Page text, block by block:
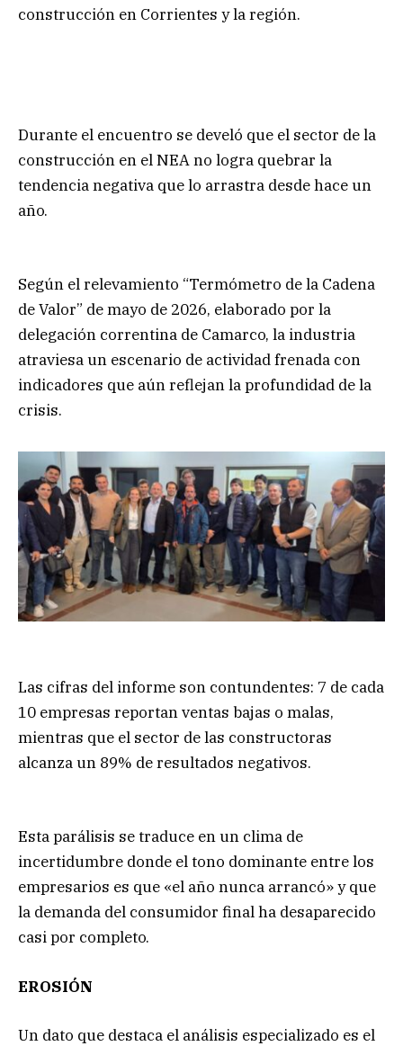
construcción en Corrientes y la región.
Durante el encuentro se develó que el sector de la
construcción en el NEA no logra quebrar la
tendencia negativa que lo arrastra desde hace un
año.
Según el relevamiento “Termómetro de la Cadena
de Valor” de mayo de 2026, elaborado por la
delegación correntina de Camarco, la industria
atraviesa un escenario de actividad frenada con
indicadores que aún reflejan la profundidad de la
crisis.
Las cifras del informe son contundentes: 7 de cada
10 empresas reportan ventas bajas o malas,
mientras que el sector de las constructoras
alcanza un 89% de resultados negativos.
Esta parálisis se traduce en un clima de
incertidumbre donde el tono dominante entre los
empresarios es que «el año nunca arrancó» y que
la demanda del consumidor final ha desaparecido
casi por completo.
EROSIÓN
Un dato que destaca el análisis especializado es el